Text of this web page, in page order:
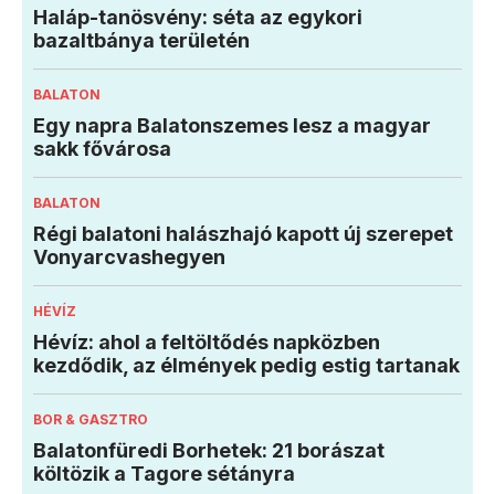
Haláp-tanösvény: séta az egykori
bazaltbánya területén
BALATON
Egy napra Balatonszemes lesz a magyar
sakk fővárosa
BALATON
Régi balatoni halászhajó kapott új szerepet
Vonyarcvashegyen
HÉVÍZ
Hévíz: ahol a feltöltődés napközben
kezdődik, az élmények pedig estig tartanak
BOR & GASZTRO
Balatonfüredi Borhetek: 21 borászat
költözik a Tagore sétányra